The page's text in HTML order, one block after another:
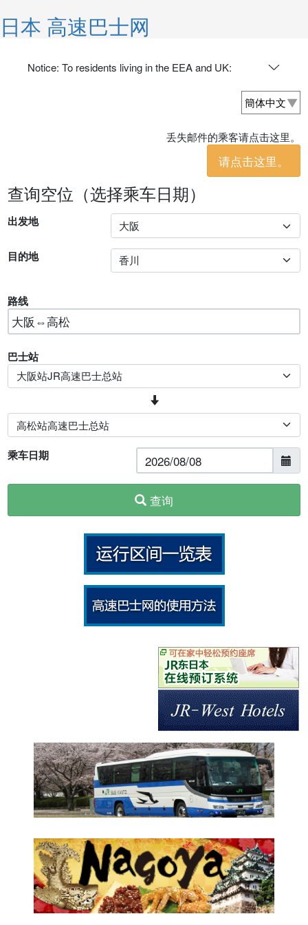
日本 高速巴士网
Notice: To residents living in the EEA and UK:
丢失邮件的乘客请点击这里。
请点击这里。
查询空位（选择乘车日期）
出发地
目的地
路线
巴士站
乘车日期
查询